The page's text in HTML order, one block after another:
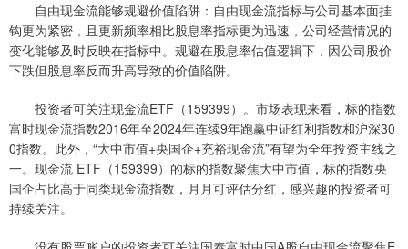
自由现金流能够规避价值陷阱：自由现金流指标与公司基本面挂
钩更为紧密，且更新频率相比股息率指标更为迅速，公司经营情况的
变化能够及时反映在指标中。规避在股息率估值逻辑下，因公司股价
下跌但股息率反而升高导致的价值陷阱。
投资者可关注现金流ETF（159399）。市场表现来看，标的指数
富时现金流指数2016年至2024年连续9年跑赢中证红利指数和沪深30
0指数。此外，“大中市值+央国企+充裕现金流”有望为全年投资主线之
一。现金流 ETF（159399）的标的指数聚焦大中市值，标的指数央
国企占比高于同类现金流指数，月月可评估分红，感兴趣的投资者可
持续关注。